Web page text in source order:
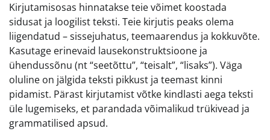
Kirjutamisosas hinnatakse teie võimet koostada
sidusat ja loogilist teksti. Teie kirjutis peaks olema
liigendatud – sissejuhatus, teemaarendus ja kokkuvõte.
Kasutage erinevaid lausekonstruktsioone ja
ühendussõnu (nt “seetõttu”, “teisalt”, “lisaks”). Väga
oluline on jälgida teksti pikkust ja teemast kinni
pidamist. Pärast kirjutamist võtke kindlasti aega teksti
üle lugemiseks, et parandada võimalikud trükivead ja
grammatilised apsud.